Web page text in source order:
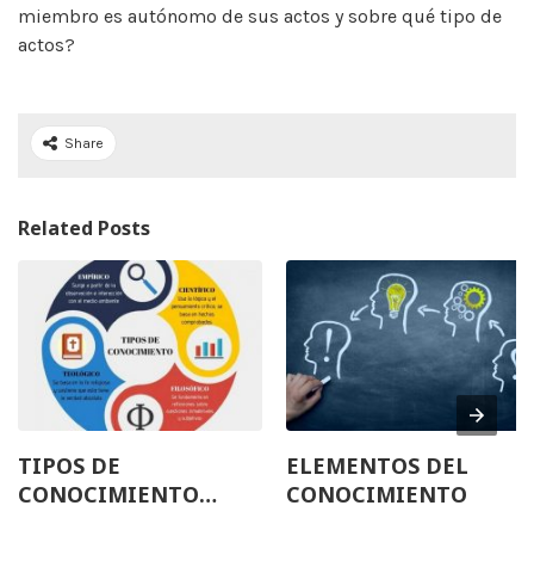
miembro es autónomo de sus actos y sobre qué tipo de
actos?
Share
Related Posts
TIPOS DE
CONOCIMIENTO
ELEMENTOS DEL
CONOCIMIENTO